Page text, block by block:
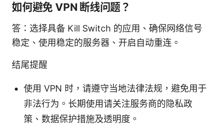
如何避免 VPN 断线问题？
答：选择具备 Kill Switch 的应用、确保网络信号
稳定、使用稳定的服务器、开启自动重连。
结尾提醒
使用 VPN 时，请遵守当地法律法规，避免用于
非法行为。长期使用请关注服务商的隐私政
策、数据保护措施及透明度。